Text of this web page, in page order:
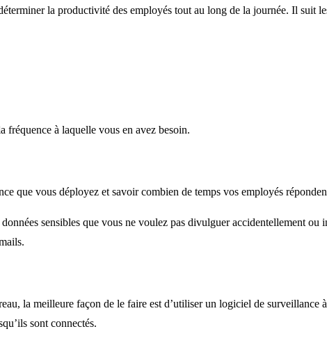
la productivité des employés tout au long de la journée. Il suit
fréquence à laquelle vous en avez besoin.
que vous déployez et savoir combien de temps vos employés
sensibles que vous ne voulez pas divulguer accidentellement
la meilleure façon de le faire est d’utiliser un logiciel de surveillance
sont connectés.